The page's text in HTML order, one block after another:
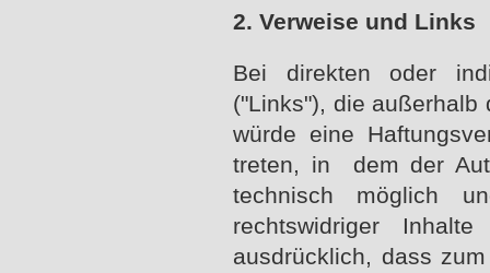
2. Verweise und Links
Bei direkten oder
("Links"), die außerhalb
würde eine
treten, in dem der
technisch möglich
rechtswidriger
ausdrücklich, dass